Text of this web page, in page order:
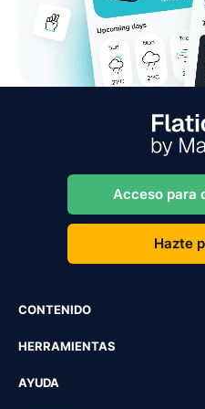
Acceso para
Hazte
CONTENIDO
HERRAMIENTAS
AYUDA